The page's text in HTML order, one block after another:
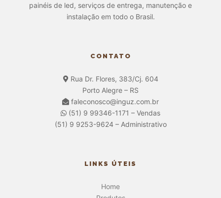
painéis de led, serviços de entrega, manutenção e
instalação em todo o Brasil.
CONTATO
Rua Dr. Flores, 383/Cj. 604
Porto Alegre – RS
faleconosco@inguz.com.br
(51) 9 99346-1171 – Vendas
(51) 9 9253-9624 – Administrativo
LINKS ÚTEIS
Home